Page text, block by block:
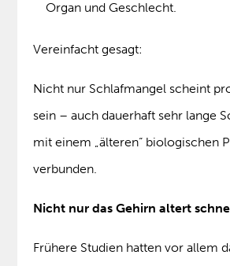
Organ und Geschlecht.
Vereinfacht gesagt:
Nicht nur Schlafmangel scheint
sein – auch dauerhaft sehr lange
mit einem „älteren“ biologischen
verbunden.
Nicht nur das Gehirn altert
Frühere Studien hatten vor allem